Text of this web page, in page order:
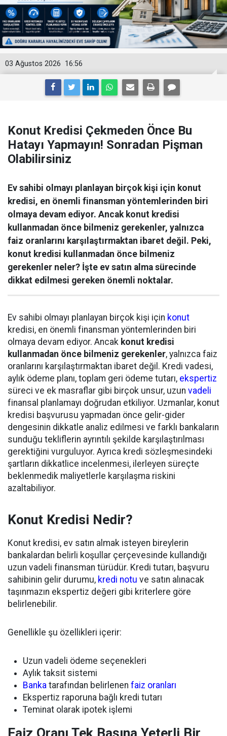
16:56
03 Ağustos 2026
Konut Kredisi Çekmeden Önce Bu
Hatayı Yapmayın! Sonradan Pişman
Olabilirsiniz
Ev sahibi olmayı planlayan birçok kişi için konut
kredisi, en önemli finansman yöntemlerinden biri
olmaya devam ediyor. Ancak konut kredisi
kullanmadan önce bilmeniz gerekenler, yalnızca
faiz oranlarını karşılaştırmaktan ibaret değil. Peki,
konut kredisi kullanmadan önce bilmeniz
gerekenler neler? İşte ev satın alma sürecinde
dikkat edilmesi gereken önemli noktalar.
Ev sahibi olmayı planlayan birçok kişi için konut
kredisi, en önemli finansman yöntemlerinden biri
olmaya devam ediyor. Ancak konut kredisi
kullanmadan önce bilmeniz gerekenler, yalnızca faiz
oranlarını karşılaştırmaktan ibaret değil. Kredi vadesi,
aylık ödeme planı, toplam geri ödeme tutarı, ekspertiz
süreci ve ek masraflar gibi birçok unsur, uzun vadeli
finansal planlamayı doğrudan etkiliyor. Uzmanlar, konut
kredisi başvurusu yapmadan önce gelir-gider
dengesinin dikkatle analiz edilmesi ve farklı bankaların
sunduğu tekliflerin ayrıntılı şekilde karşılaştırılması
gerektiğini vurguluyor. Ayrıca kredi sözleşmesindeki
şartların dikkatlice incelenmesi, ilerleyen süreçte
beklenmedik maliyetlerle karşılaşma riskini
azaltabiliyor.
Konut Kredisi Nedir?
Konut kredisi, ev satın almak isteyen bireylerin
bankalardan belirli koşullar çerçevesinde kullandığı
uzun vadeli finansman türüdür. Kredi tutarı, başvuru
sahibinin gelir durumu, kredi notu ve satın alınacak
taşınmazın ekspertiz değeri gibi kriterlere göre
belirlenebilir.
Genellikle şu özellikleri içerir:
Uzun vadeli ödeme seçenekleri
Aylık taksit sistemi
Banka tarafından belirlenen faiz oranları
Ekspertiz raporuna bağlı kredi tutarı
Teminat olarak ipotek işlemi
Faiz Oranı Tek Başına Yeterli Bir